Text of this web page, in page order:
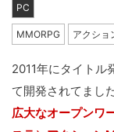
PC
MMORPG アクショ
2011年にタイトル
て開発されてました
広大なオープンワ